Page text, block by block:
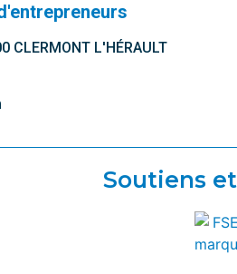
CLERMONT L'HÉRAULT
Soutiens